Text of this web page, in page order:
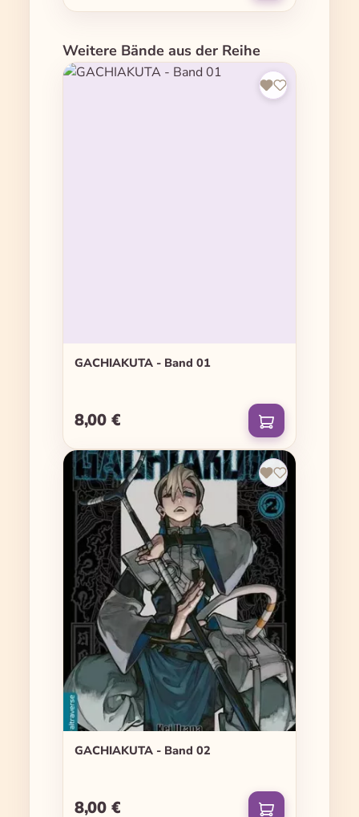
Produktgalerie überspringen
Weitere Bände aus der Reihe
GACHIAKUTA - Band 01
Regulärer Preis:
8,00 €
GACHIAKUTA - Band 02
Regulärer Preis:
8,00 €